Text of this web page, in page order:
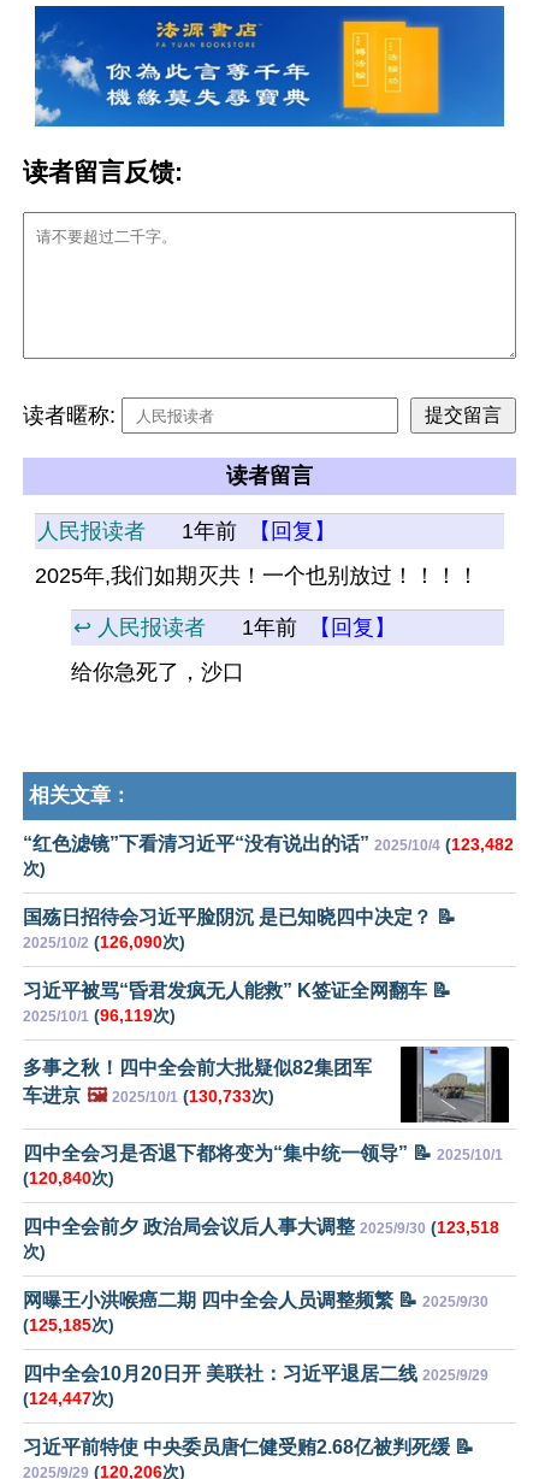
读者留言反馈:
读者暱称:
读者留言
人民报读者 1年前
【回复】
2025年,我们如期灭共！一个也别放过！！！！
↩️ 人民报读者 1年前
【回复】
给你急死了，沙口
相关文章：
“红色滤镜”下看清习近平“没有说出的话” 2025/10/4 (123,482
次)
国殇日招待会习近平脸阴沉 是已知晓四中决定？ 📝
2025/10/2 (126,090次)
习近平被骂“昏君发疯无人能救” K签证全网翻车 📝
2025/10/1 (96,119次)
多事之秋！四中全会前大批疑似82集团军
车进京 🖼️ 2025/10/1 (130,733次)
四中全会习是否退下都将变为“集中统一领导” 📝 2025/10/1
(120,840次)
四中全会前夕 政治局会议后人事大调整 2025/9/30 (123,518
次)
网曝王小洪喉癌二期 四中全会人员调整频繁 📝 2025/9/30
(125,185次)
四中全会10月20日开 美联社：习近平退居二线 2025/9/29
(124,447次)
习近平前特使 中央委员唐仁健受贿2.68亿被判死缓 📝
2025/9/29 (120,206次)